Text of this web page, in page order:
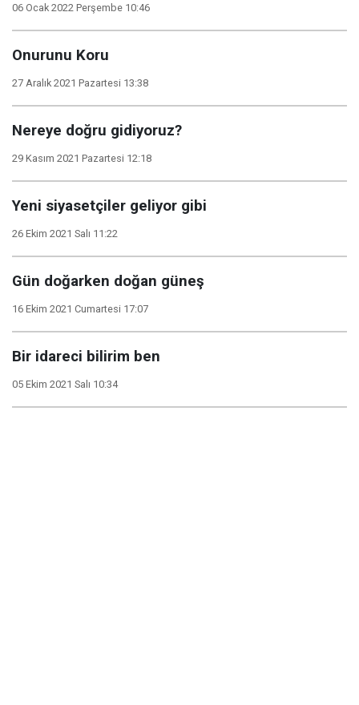
06 Ocak 2022 Perşembe 10:46
Onurunu Koru
27 Aralık 2021 Pazartesi 13:38
Nereye doğru gidiyoruz?
29 Kasım 2021 Pazartesi 12:18
Yeni siyasetçiler geliyor gibi
26 Ekim 2021 Salı 11:22
Gün doğarken doğan güneş
16 Ekim 2021 Cumartesi 17:07
Bir idareci bilirim ben
05 Ekim 2021 Salı 10:34